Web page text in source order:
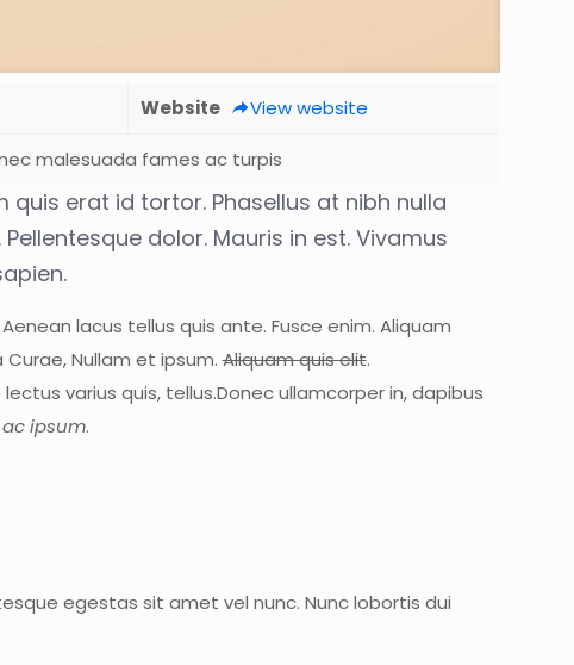
Website View website
malesuada fames ac turpis
quis erat id tortor. Phasellus at nibh nulla
dolor. Mauris in est. Vivamus
lacus tellus quis ante. Fusce enim. Aliquam
Curae, Nullam et ipsum.Aliquam quis elit.
varius quis, tellus.Donec ullamcorper in, dapibus
ipsum.
egestas sit amet vel nunc. Nunc lobortis dui